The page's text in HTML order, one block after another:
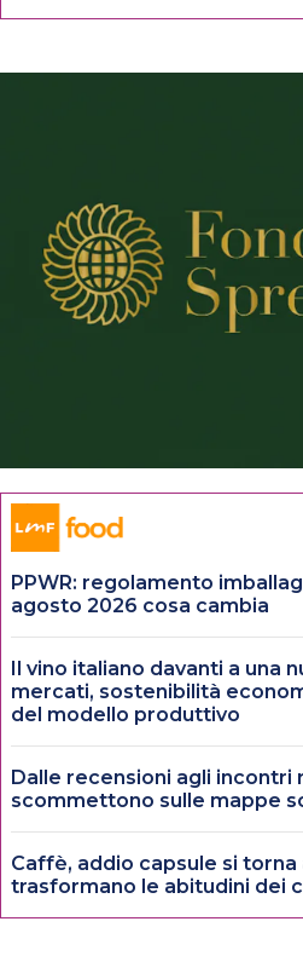
PPWR: regolamento
agosto 2026 cosa cambia
Il vino italiano davanti a una
mercati, sostenibilità
del modello produttivo
Dalle recensioni agli incontri
scommettono sulle mappe
Caffè, addio capsule si torna
trasformano le abitudini dei